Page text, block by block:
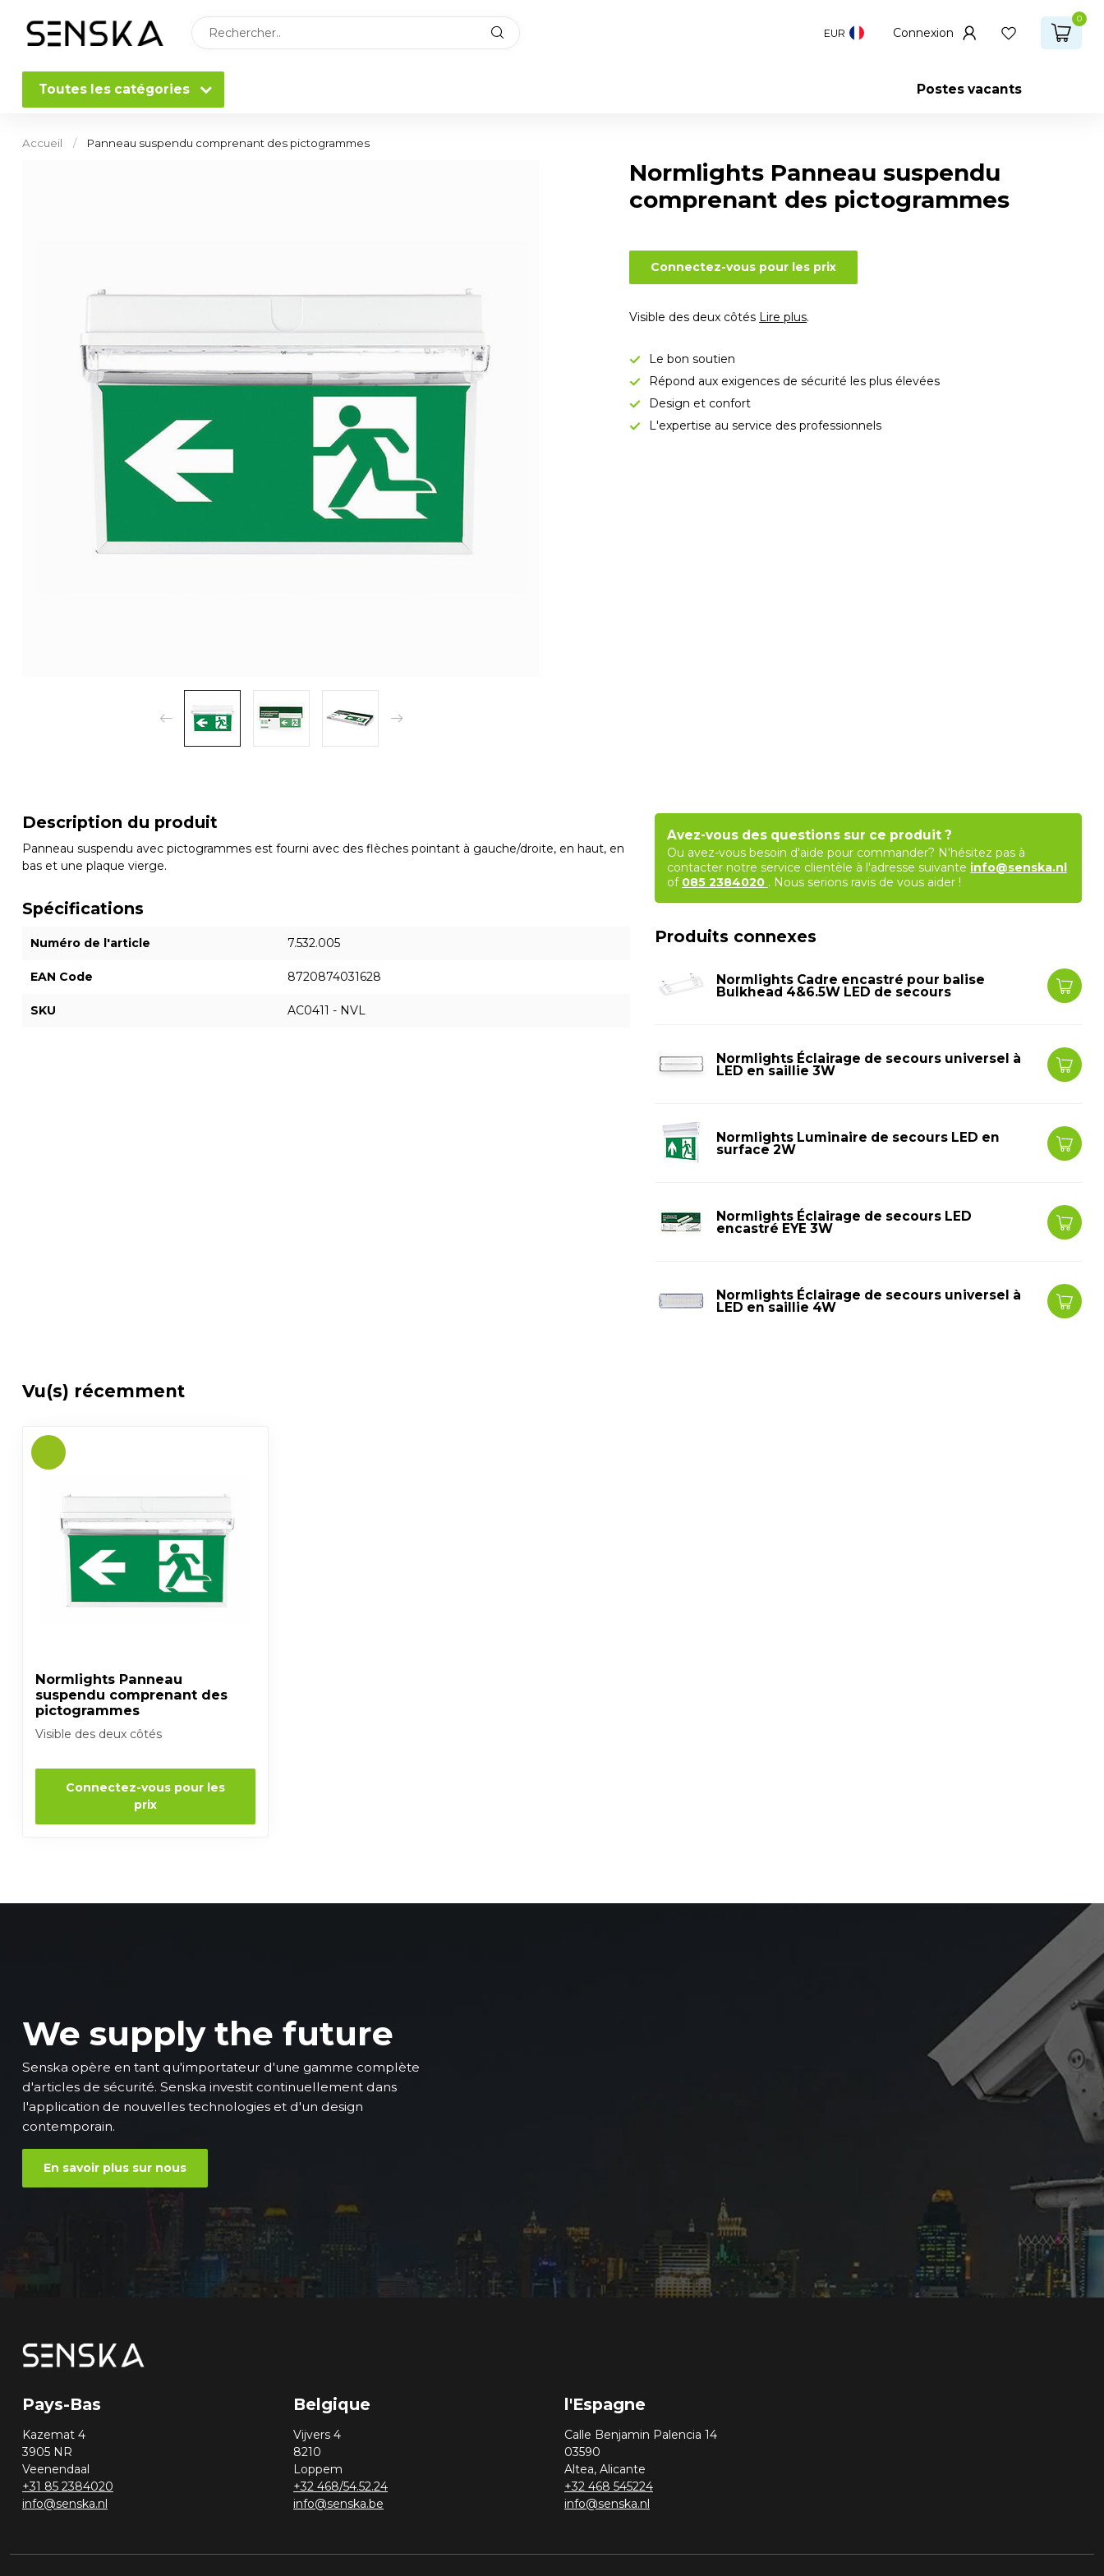
EUR Connexion
0
Toutes les catégories Postes vacants
Accueil / Panneau suspendu comprenant des pictogrammes
Normlights Panneau suspendu
comprenant des pictogrammes
Connectez-vous pour les prix
Visible des deux côtés Lire plus.
Le bon soutien
Répond aux exigences de sécurité les plus élevées
Design et confort
L'expertise au service des professionnels
Description du produit
Panneau suspendu avec pictogrammes est fourni avec des flèches pointant à gauche/droite, en haut, en
bas et une plaque vierge.
Spécifications
Numéro de l'article 7.532.005
EAN Code 8720874031628
SKU AC0411 - NVL
Avez-vous des questions sur ce produit ?
Ou avez-vous besoin d'aide pour commander? N'hésitez pas à
contacter notre service clientèle à l'adresse suivante info@senska.nl
of 085 2384020 . Nous serions ravis de vous aider !
Produits connexes
Normlights Cadre encastré pour balise
Bulkhead 4&6.5W LED de secours
Normlights Éclairage de secours universel à
LED en saillie 3W
Normlights Luminaire de secours LED en
surface 2W
Normlights Éclairage de secours LED
encastré EYE 3W
Normlights Éclairage de secours universel à
LED en saillie 4W
Vu(s) récemment
Normlights Panneau
suspendu comprenant des
pictogrammes
Visible des deux côtés
Connectez-vous pour les
prix
We supply the future
Senska opère en tant qu'importateur d'une gamme complète
d'articles de sécurité. Senska investit continuellement dans
l'application de nouvelles technologies et d'un design
contemporain.
En savoir plus sur nous
Pays-Bas
Kazemat 4
3905 NR
Veenendaal
+31 85 2384020
info@senska.nl
Belgique
Vijvers 4
8210
Loppem
+32 468/54.52.24
info@senska.be
l'Espagne
Calle Benjamin Palencia 14
03590
Altea, Alicante
+32 468 545224
info@senska.nl